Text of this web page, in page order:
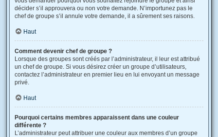
décider s’il approuvera ou non votre demande. N’importunez pas le
chef de groupe s’il annule votre demande, il a sûrement ses raisons.
Haut
Comment devenir chef de groupe ?
Lorsque des groupes sont créés par l’administrateur, il leur est attribué
un chef de groupe. Si vous désirez créer un groupe d’utilisateurs,
contactez l’administrateur en premier lieu en lui envoyant un message
privé.
Haut
Pourquoi certains membres apparaissent dans une couleur
différente ?
L’administrateur peut attribuer une couleur aux membres d’un groupe